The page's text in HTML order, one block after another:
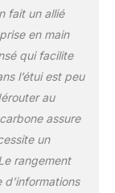
cet
teneur
5
de
12 sacs
chef,
acier
pierre à
fait un allié
en main
qui facilite
l’étui est peu
au
assure
un
rangement